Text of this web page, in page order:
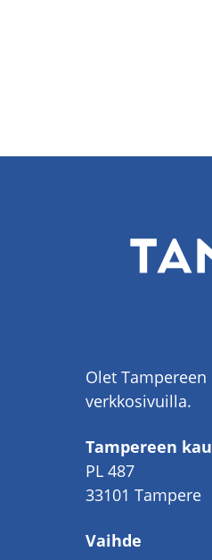
Olet
verkkosivuilla.
Tampereen
PL 487
33101 Tampere
Vaihde